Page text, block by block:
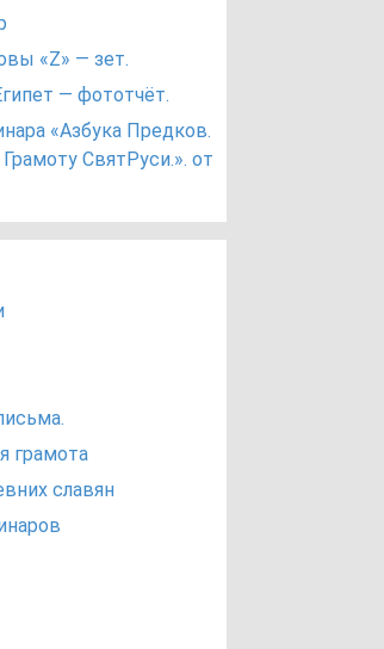
«Z» — зет.
— фототчёт.
«Азбука Предков.
СвятРуси.». от
грамота
славян